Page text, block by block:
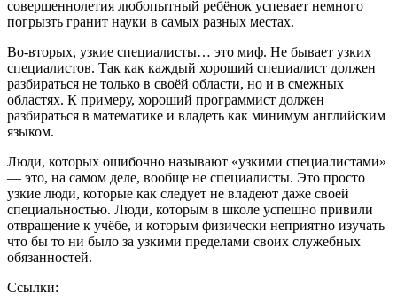
совершеннолетия любопытный ребёнок успевает немного
погрызть гранит науки в самых разных местах.
Во-вторых, узкие специалисты… это миф. Не бывает узких
специалистов. Так как каждый хороший специалист должен
разбираться не только в своёй области, но и в смежных
областях. К примеру, хороший программист должен
разбираться в математике и владеть как минимум английским
языком.
Люди, которых ошибочно называют «узкими специалистами»
— это, на самом деле, вообще не специалисты. Это просто
узкие люди, которые как следует не владеют даже своей
специальностью. Люди, которым в школе успешно привили
отвращение к учёбе, и которым физически неприятно изучать
что бы то ни было за узкими пределами своих служебных
обязанностей.
Ссылки: